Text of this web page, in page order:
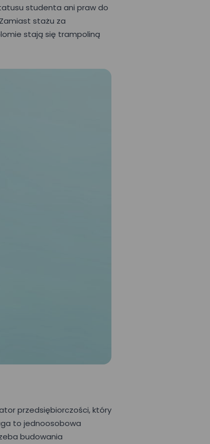
studenta ani praw do
stażu za
stają się trampoliną
przedsiębiorczości, który
to jednoosobowa
budowania